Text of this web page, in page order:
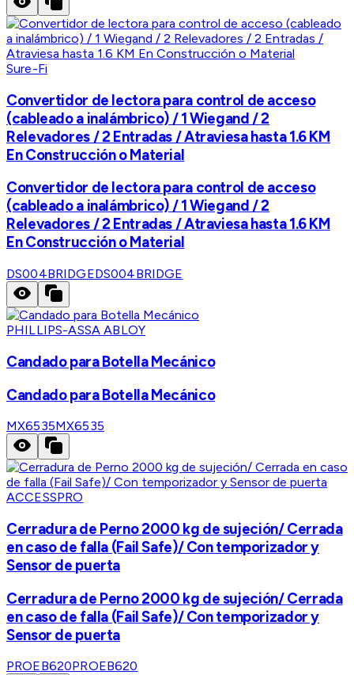
Sure-Fi
Convertidor de lectora para control de acceso
(cableado a inalámbrico) / 1 Wiegand / 2
Relevadores / 2 Entradas / Atraviesa hasta 1.6 KM
En Construcción o Material
Convertidor de lectora para control de acceso
(cableado a inalámbrico) / 1 Wiegand / 2
Relevadores / 2 Entradas / Atraviesa hasta 1.6 KM
En Construcción o Material
DS004BRIDGEDS004BRIDGE
PHILLIPS-ASSA ABLOY
Candado para Botella Mecánico
Candado para Botella Mecánico
MX6535MX6535
ACCESSPRO
Cerradura de Perno 2000 kg de sujeción/ Cerrada
en caso de falla (Fail Safe)/ Con temporizador y
Sensor de puerta
Cerradura de Perno 2000 kg de sujeción/ Cerrada
en caso de falla (Fail Safe)/ Con temporizador y
Sensor de puerta
PROEB620PROEB620